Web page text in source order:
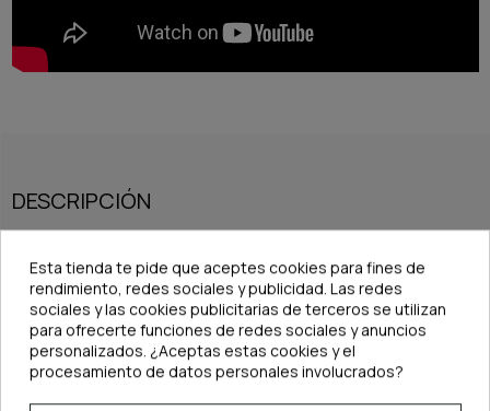
DESCRIPCIÓN
·
Fabricado en acrílico resistente y duradero .
·
Diseño TINY SS, el más compacto de la gama, perfecto para acuarios
muy pequeños.
·
Piedra difusora de 8 mm para producir microburbujas ultrafinas.
·
Medidas:ancho del clip 6 mm, largo total 15 cm.
·
Difusión de CO₂ altamente eficiente y uniforme.
Esta tienda te pide que aceptes cookies para fines de
rendimiento, redes sociales y publicidad. Las redes
sociales y las cookies publicitarias de terceros se utilizan
para ofrecerte funciones de redes sociales y anuncios
personalizados. ¿Aceptas estas cookies y el
procesamiento de datos personales involucrados?